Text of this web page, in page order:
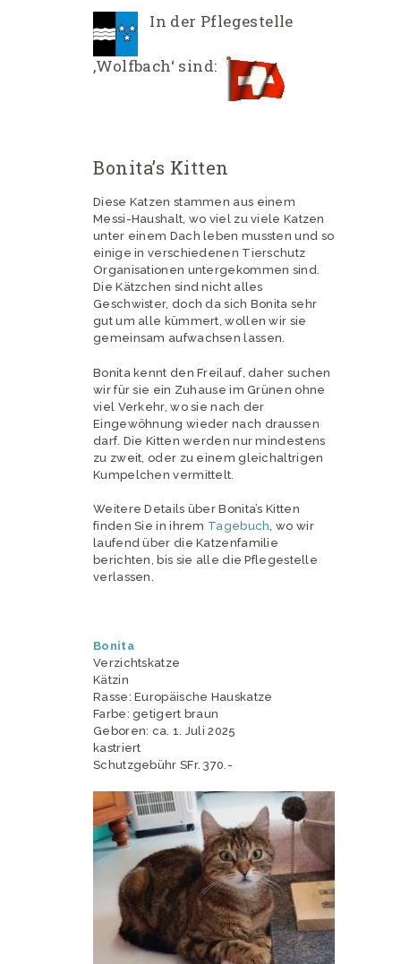
In der Pflegestelle
‚Wolfbach‘ sind:
Bonita’s Kitten
Diese Katzen stammen aus einem
Messi-Haushalt, wo viel zu viele Katzen
unter einem Dach leben mussten und so
einige in verschiedenen Tierschutz
Organisationen untergekommen sind.
Die Kätzchen sind nicht alles
Geschwister, doch da sich Bonita sehr
gut um alle kümmert, wollen wir sie
gemeinsam aufwachsen lassen.
Bonita kennt den Freilauf, daher suchen
wir für sie ein Zuhause im Grünen ohne
viel Verkehr, wo sie nach der
Eingewöhnung wieder nach draussen
darf. Die Kitten werden nur mindestens
zu zweit, oder zu einem gleichaltrigen
Kumpelchen vermittelt.
Weitere Details über Bonita’s Kitten
finden Sie in ihrem Tagebuch, wo wir
laufend über die Katzenfamilie
berichten, bis sie alle die Pflegestelle
verlassen.
Bonita
Verzichtskatze
Kätzin
Rasse: Europäische Hauskatze
Farbe: getigert braun
Geboren: ca. 1. Juli 2025
kastriert
Schutzgebühr SFr. 370.-